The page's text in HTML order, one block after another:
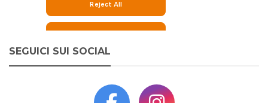
SEGUICI SUI SOCIAL